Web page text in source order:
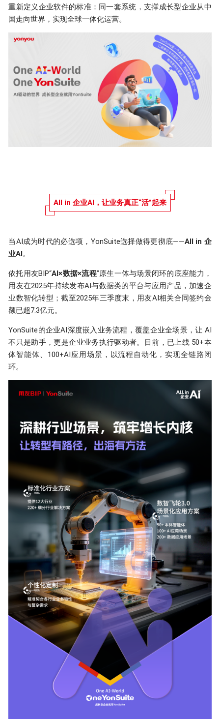
重新定义企业软件的标准：同一套系统，支撑成长型企业从中
国走向世界，实现全球一体化运营。
All in 企业AI，让业务真正“活”起来
当AI成为时代的必选项，YonSuite选择做得更彻底——All in 企
业AI。
依托用友BIP“AI×数据×流程”原生一体与场景闭环的底座能力，
用友在2025年持续发布AI与数据类的平台与应用产品，加速企
业数智化转型；截至2025年三季度末，用友AI相关合同签约金
额已超7.3亿元。
YonSuite的企业AI深度嵌入业务流程，覆盖企业全场景，让 AI
不只是助手，更是企业业务执行驱动者。目前，已上线 50+本
体智能体、100+AI应用场景，以流程自动化，实现全链路闭
环。